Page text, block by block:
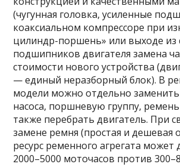
(чугунная головка, усиленные
коаксиальном компрессоре при
цилиндр-поршень» или выходе из
подшипников двигателя замена
стоимости нового устройства
— единый неразборный блок). В
модели можно отдельно
насоса, поршневую группу,
также перебрать двигатель. При
замене ремня (простая и дешевая
ресурс ременного агрегата может
2000–5000 моточасов против